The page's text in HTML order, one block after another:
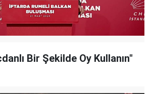
Bir Şekilde Oy Kullanın"